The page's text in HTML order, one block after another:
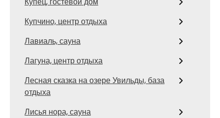
Купчино, центр отдыха
Лавиаль, сауна
Лагуна, центр отдыха
Лесная сказка на озере Увильды, база
отдыха
Лисья нора, сауна